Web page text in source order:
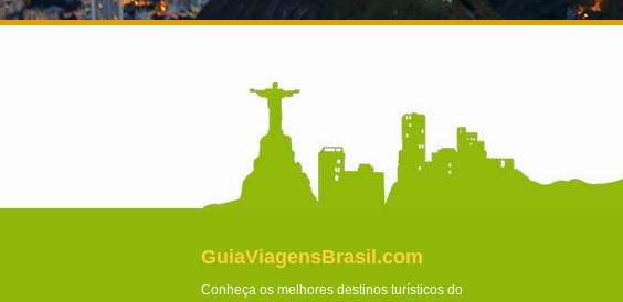
GuiaViagensBrasil.com
Conheça os melhores destinos turísticos do